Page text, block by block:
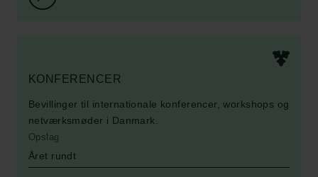
KONFERENCER
Bevillinger til internationale konferencer, workshops og
netværksmøder i Danmark.
Opslag
Året rundt